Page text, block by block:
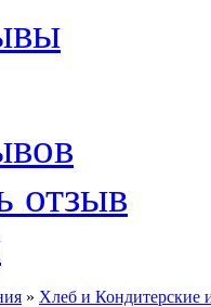
отзыв
» Хлеб и Кондитерские